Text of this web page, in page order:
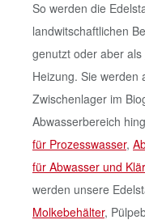
So werden die
landwitschaftlichen
genutzt oder aber als
Heizung. Sie werden
Zwischenlager im
Abwasserbereich
für Prozesswasser,
für Abwasser und
werden unsere
Molkebehälter,